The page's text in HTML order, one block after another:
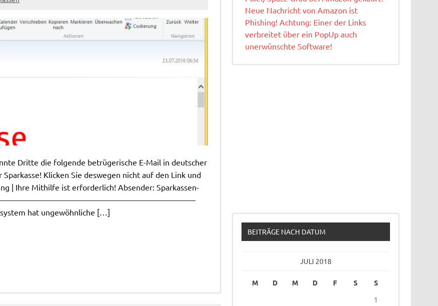
Dritte die folgende betrügerische E-Mail in deutscher
Klicken Sie deswegen nicht auf den Link und
| Ihre Mithilfe ist erforderlich! Absender: Sparkassen-
——————————————————————————–
hat ungewöhnliche […]
Neue Nachricht von Amazon ist
Phishing! Achtung: Einer der Links
verbreitet über ein PopUp auch
unerwünschte Software!
BEITRÄGE NACH DATUM
JULI 2018
M D M D F S S
1